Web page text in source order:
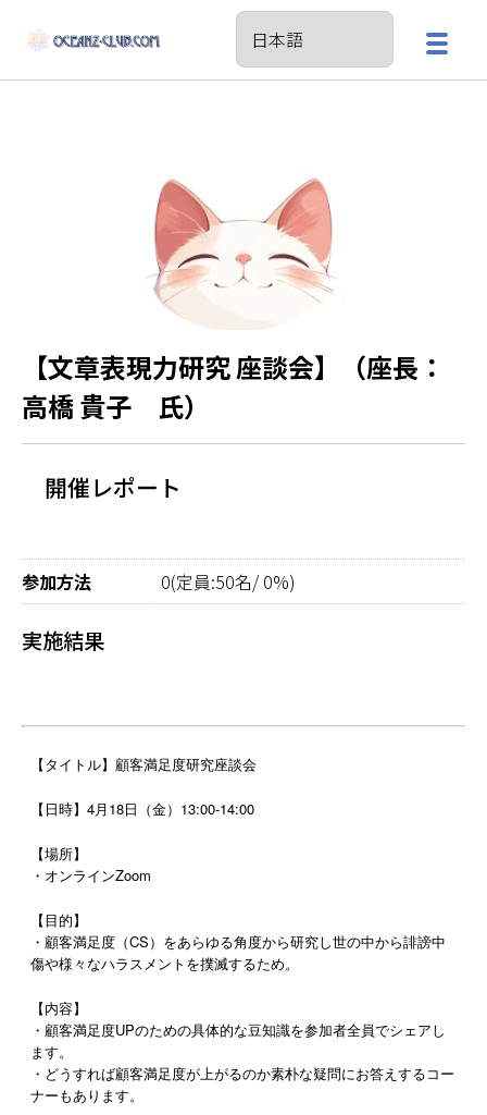
【文章表現力研究 座談会】（座長：
高橋 貴子 氏）
開催レポート
参加方法 0(定員:50名/ 0%)
実施結果
【タイトル】顧客満足度研究座談会
【日時】4月18日（金）13:00-14:00
【場所】
・オンラインZoom
【目的】
・顧客満足度（CS）をあらゆる角度から研究し世の中から誹謗中
傷や様々なハラスメントを撲滅するため。
【内容】
・顧客満足度UPのための具体的な豆知識を参加者全員でシェアし
ます。
・どうすれば顧客満足度が上がるのか素朴な疑問にお答えするコー
ナーもあります。